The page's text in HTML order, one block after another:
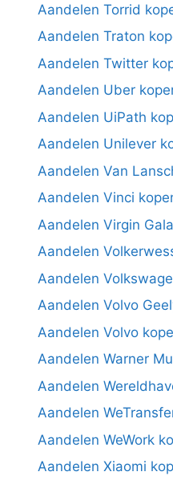
Aandelen Torrid
Aandelen Traton
Aandelen Twitter
Aandelen Uber
Aandelen UiPath
Aandelen Unilever
Aandelen Van
Aandelen Vinci
Aandelen Virgin
Aandelen
Aandelen
Aandelen Volvo
Aandelen Volvo
Aandelen Warner
Aandelen
Aandelen
Aandelen WeWork
Aandelen Xiaomi